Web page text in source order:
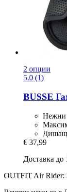
2 опции
5.0 (1)
BUSSE
Нежни
Дишащ
€ 37,99
Доставка до
OUTFIT Air Rider: